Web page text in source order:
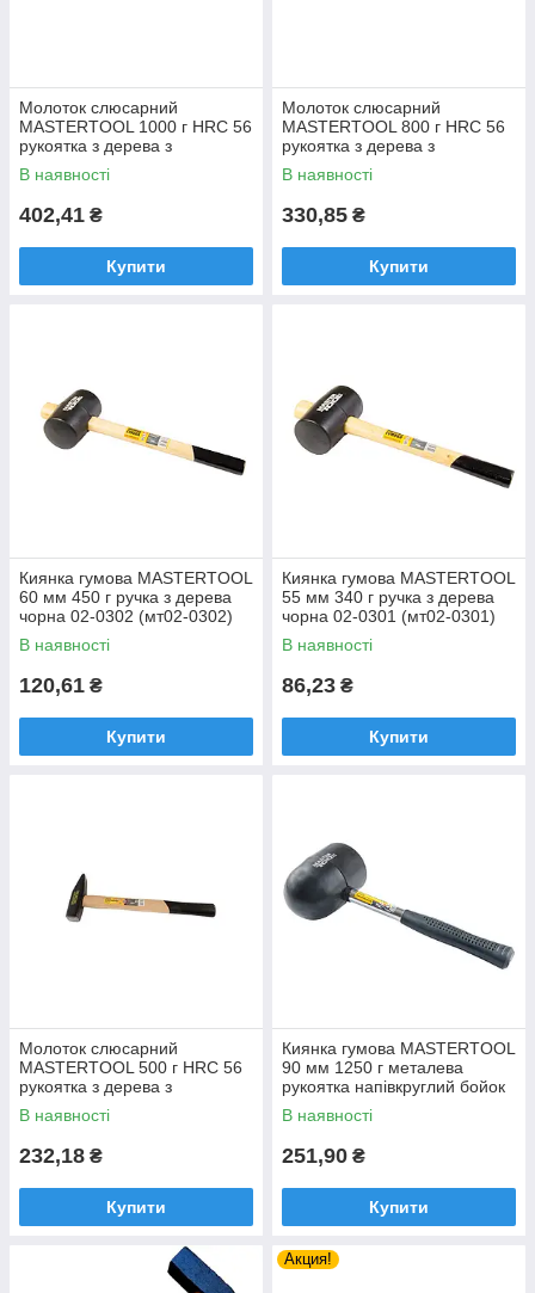
Молоток слюсарний
MASTERTOOL 1000 г HRC 56
рукоятка з дерева з
полімерним захистом 360 мм
02-0210 (мт02-0210)
В наявності
402,41 ₴
Купити
Молоток слюсарний
MASTERTOOL 800 г HRC 56
рукоятка з дерева з
полімерним захистом 350 мм
02-0208 (мт02-0208)
В наявності
330,85 ₴
Купити
Киянка гумова MASTERTOOL
60 мм 450 г ручка з дерева
чорна 02-0302 (мт02-0302)
В наявності
120,61 ₴
Купити
Киянка гумова MASTERTOOL
55 мм 340 г ручка з дерева
чорна 02-0301 (мт02-0301)
В наявності
86,23 ₴
Купити
Молоток слюсарний
MASTERTOOL 500 г HRC 56
рукоятка з дерева з
полімерним захистом 315 мм
02-0205 (мт02-0205)
В наявності
232,18 ₴
Купити
Киянка гумова MASTERTOOL
90 мм 1250 г металева
рукоятка напівкруглий бойок
чорна 02-1305 (мт02-1305)
В наявності
251,90 ₴
Купити
Акция!